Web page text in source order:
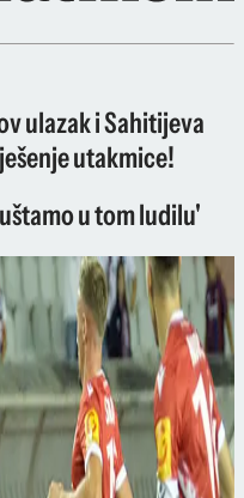
ulazak i Sahitijeva
utakmice!
u tom ludilu'